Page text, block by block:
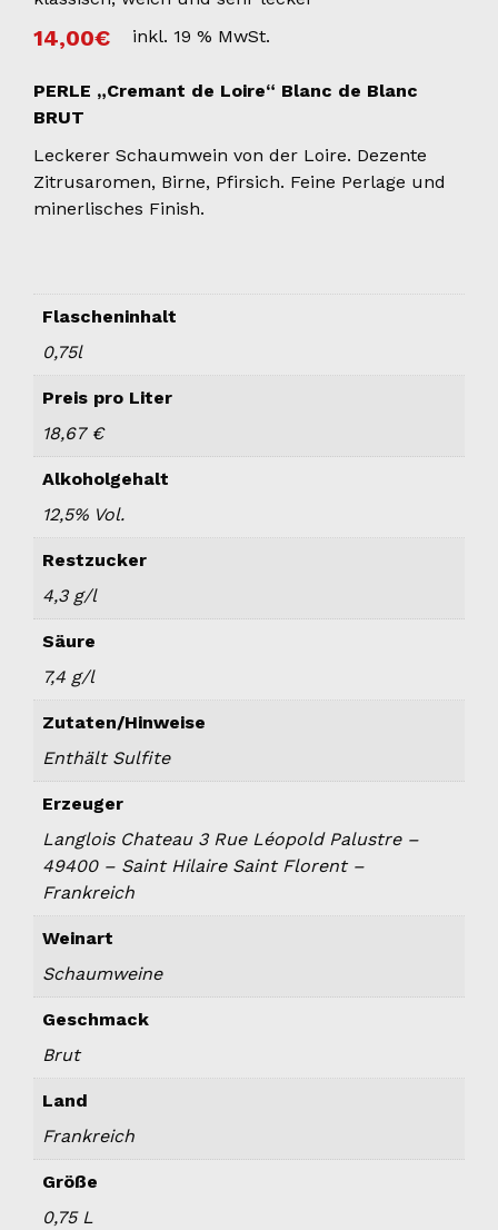
14,00€ inkl. 19 % MwSt.
PERLE „Cremant de Loire“ Blanc de Blanc
BRUT
Leckerer Schaumwein von der Loire. Dezente
Zitrusaromen, Birne, Pfirsich. Feine Perlage und
minerlisches Finish.
Flascheninhalt
0,75l
Preis pro Liter
18,67 €
Alkoholgehalt
12,5% Vol.
Restzucker
4,3 g/l
Säure
7,4 g/l
Zutaten/Hinweise
Enthält Sulfite
Erzeuger
Langlois Chateau 3 Rue Léopold Palustre –
49400 – Saint Hilaire Saint Florent –
Frankreich
Weinart
Schaumweine
Geschmack
Brut
Land
Frankreich
Größe
0,75 L